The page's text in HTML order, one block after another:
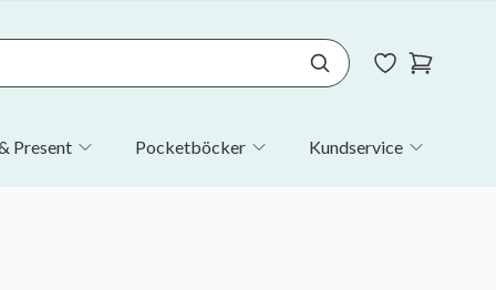
Present Pocketböcker Kundservice